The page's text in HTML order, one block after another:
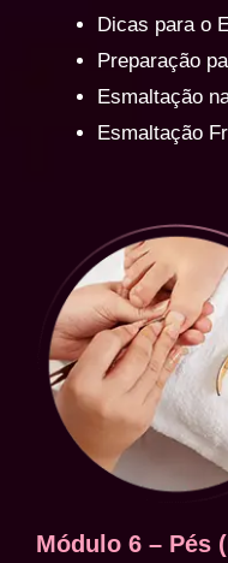
Dicas para o
Preparação
Esmaltação
Esmaltação
Módulo 6 – Pés